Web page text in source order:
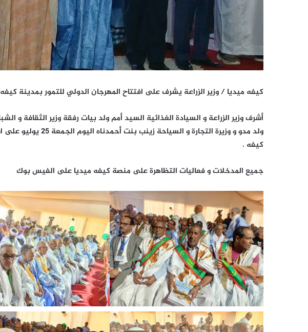
كيفه ميديا / وزير الزراعة يشرف على افتتاح المهرجان الدولي للتمور بمدينة كيفه
أشرف وزير الزراعة و السيادة الغذائية السيد أمم ولد بيات رفقة وزير الثقافة و
ولد مدو و وزيرة التجارة و
كيفه .
جميع المدخلات و فعاليات التظاهرة على منصة كيفه ميديا على الفيس بوك